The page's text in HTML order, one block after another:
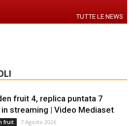
TUTTE LE NEWS
fruit 4, replica puntata 7
streaming | Video Mediaset
fruit 7 Agosto 2026